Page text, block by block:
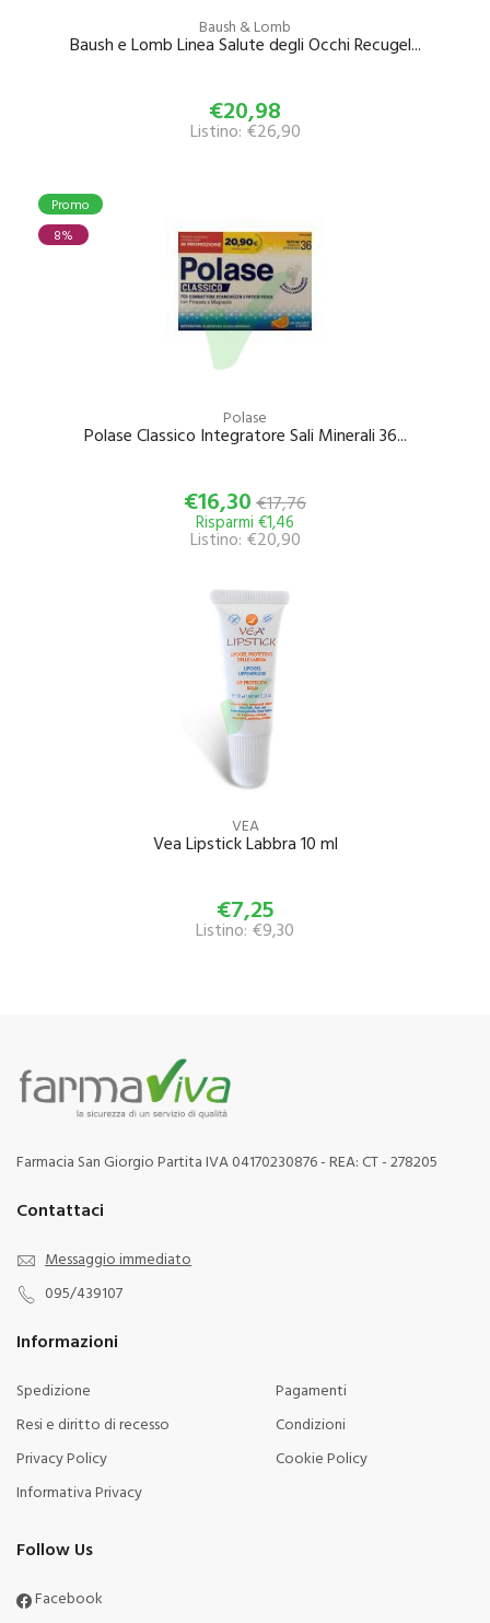
Baush & Lomb
Baush e Lomb Linea Salute degli Occhi Recugel...
€20,98
Listino: €26,90
Promo
8%
Polase
Polase Classico Integratore Sali Minerali 36...
€16,30 €17,76
Risparmi €1,46
Listino: €20,90
VEA
Vea Lipstick Labbra 10 ml
€7,25
Listino: €9,30
Farmacia San Giorgio Partita IVA 04170230876 - REA: CT - 278205
Contattaci
Messaggio immediato
095/439107
Informazioni
Spedizione
Pagamenti
Resi e diritto di recesso
Condizioni
Privacy Policy
Cookie Policy
Informativa Privacy
Follow Us
Facebook